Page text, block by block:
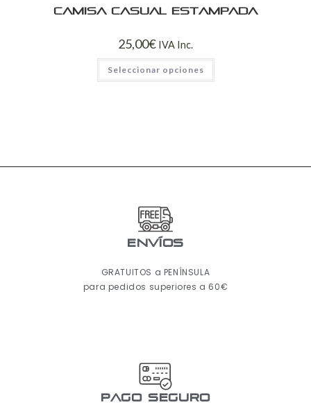
Camisa casual estampada
25,00€ IVA Inc.
Seleccionar opciones
ENVÍOS
GRATUITOS a PENÍNSULA
para pedidos superiores a 60€
pago seguro